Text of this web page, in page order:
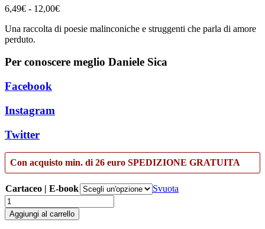
6,49€ - 12,00€Fascia
prezzo:
a
Una raccolta di poesie malinconiche e struggenti che parla di amore
perduto.
Per conoscere meglio Daniele Sica
Facebook
Instagram
Twitter
Con acquisto min. di 26 euro SPEDIZIONE GRATUITA
Cartaceo | E-book
Svuota
Il
disastro
di
Aggiungi al carrello